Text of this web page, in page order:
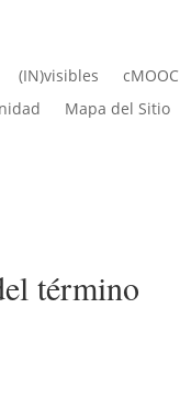
(IN)visibles cMOOC
Mapa del Sitio
término